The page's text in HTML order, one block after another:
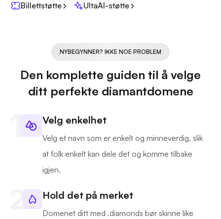
Billettstøtte
UltaAI-støtte
NYBEGYNNER? IKKE NOE PROBLEM
Den komplette guiden til å velge
ditt perfekte diamantdomene
Velg enkelhet
Velg et navn som er enkelt og minneverdig, slik
at folk enkelt kan dele det og komme tilbake
igjen.
Hold det på merket
Domenet ditt med .diamonds bør skinne like